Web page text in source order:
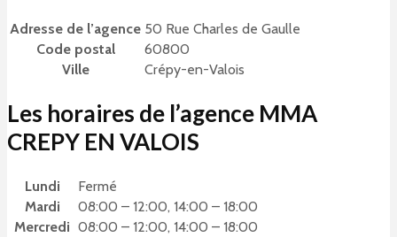
Adresse de l’agence 50 Rue Charles de Gaulle
Code postal
60800
Ville
Crépy-en-Valois
Les horaires de l’agence MMA
CREPY EN VALOIS
Lundi
Fermé
Mardi
08:00 – 12:00, 14:00 – 18:00
Mercredi 08:00 – 12:00, 14:00 – 18:00